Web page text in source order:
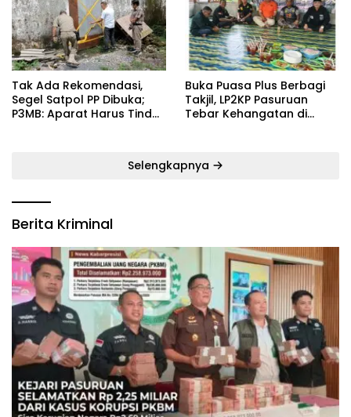
‎Tak Ada Rekomendasi,
Segel Satpol PP Dibuka;
P3MB: Aparat Harus Tindak
‎Buka Puasa Plus Berbagi
Takjil, LP2KP Pasuruan
Tebar Kehangatan di
Selengkapnya
Berita Kriminal